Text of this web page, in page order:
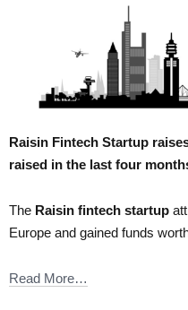
Raisin Fintech Startup
raised in the last four
The Raisin fintech startup
Europe and gained funds
Read More…